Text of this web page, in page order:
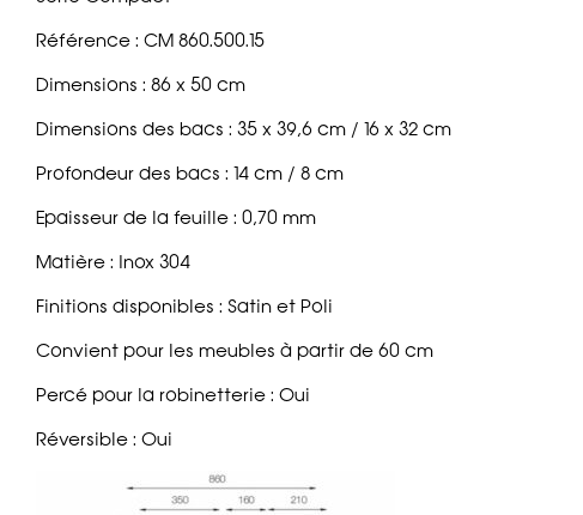
Référence : CM 860.500.15
Dimensions : 86 x 50 cm
Dimensions des bacs : 35 x 39,6 cm / 16 x 32 cm
Profondeur des bacs : 14 cm / 8 cm
Epaisseur de la feuille : 0,70 mm
Matière : Inox 304
Finitions disponibles : Satin et Poli
Convient pour les meubles à partir de 60 cm
Percé pour la robinetterie : Oui
Réversible : Oui